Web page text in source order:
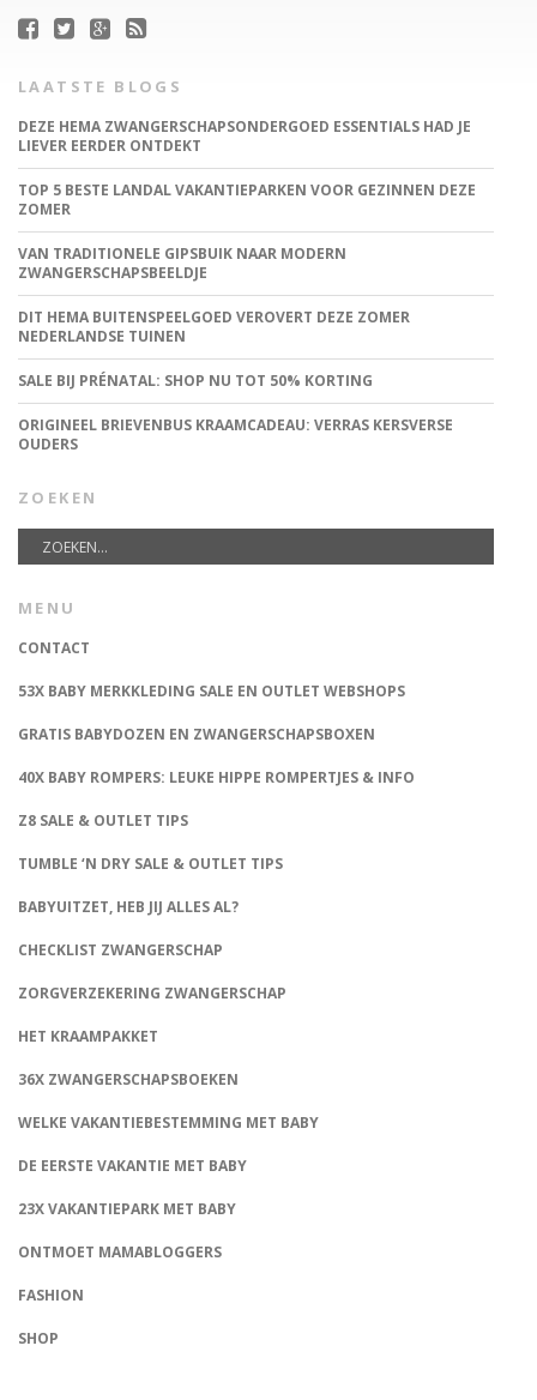
LAATSTE BLOGS
DEZE HEMA ZWANGERSCHAPSONDERGOED ESSENTIALS HAD JE
LIEVER EERDER ONTDEKT
TOP 5 BESTE LANDAL VAKANTIEPARKEN VOOR GEZINNEN DEZE
ZOMER
VAN TRADITIONELE GIPSBUIK NAAR MODERN
ZWANGERSCHAPSBEELDJE
DIT HEMA BUITENSPEELGOED VEROVERT DEZE ZOMER
NEDERLANDSE TUINEN
SALE BIJ PRÉNATAL: SHOP NU TOT 50% KORTING
ORIGINEEL BRIEVENBUS KRAAMCADEAU: VERRAS KERSVERSE
OUDERS
ZOEKEN
MENU
CONTACT
53X BABY MERKKLEDING SALE EN OUTLET WEBSHOPS
GRATIS BABYDOZEN EN ZWANGERSCHAPSBOXEN
40X BABY ROMPERS: LEUKE HIPPE ROMPERTJES & INFO
Z8 SALE & OUTLET TIPS
TUMBLE ‘N DRY SALE & OUTLET TIPS
BABYUITZET, HEB JIJ ALLES AL?
CHECKLIST ZWANGERSCHAP
ZORGVERZEKERING ZWANGERSCHAP
HET KRAAMPAKKET
36X ZWANGERSCHAPSBOEKEN
WELKE VAKANTIEBESTEMMING MET BABY
DE EERSTE VAKANTIE MET BABY
23X VAKANTIEPARK MET BABY
ONTMOET MAMABLOGGERS
FASHION
SHOP